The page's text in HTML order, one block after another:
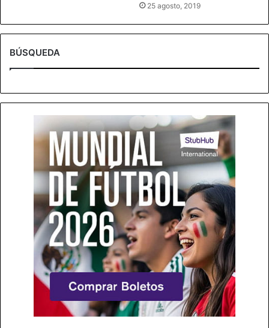
25 agosto, 2019
BÚSQUEDA